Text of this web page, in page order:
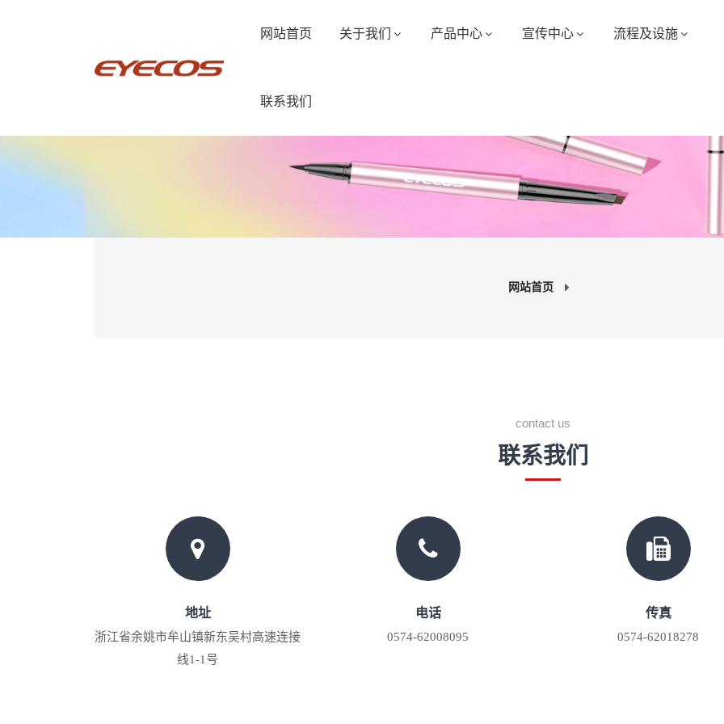
网站首页 关于我们 产品中心 宣传中心 流程及设施
联系我们
网站首页
contact us
联系我们
地址
浙江省余姚市牟山镇新东吴村高速连接
线1-1号
电话
0574-62008095
传真
0574-62018278